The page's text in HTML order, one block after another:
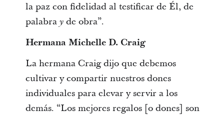
la paz con fidelidad al testificar de Él, de
palabra yde obra”.
Hermana Michelle D. Craig
La hermana Craig dijo que debemos
cultivar y compartir nuestros dones
individuales para elevar y servir a los
demás. “Los mejores regalos [o dones] son